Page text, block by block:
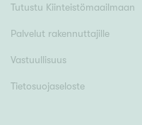
Tutustu Kiinteistömaailmaan
Palvelut rakennuttajille
Vastuullisuus
Tietosuojaseloste